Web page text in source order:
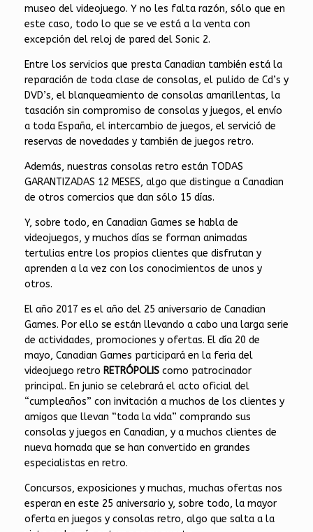
museo del videojuego. Y no les falta razón, sólo que en
este caso, todo lo que se ve está a la venta con
excepción del reloj de pared del Sonic 2.
Entre los servicios que presta Canadian también está la
reparación de toda clase de consolas, el pulido de Cd’s y
DVD’s, el blanqueamiento de consolas amarillentas, la
tasación sin compromiso de consolas y juegos, el envío
a toda España, el intercambio de juegos, el servició de
reservas de novedades y también de juegos retro.
Además, nuestras consolas retro están TODAS
GARANTIZADAS 12 MESES, algo que distingue a Canadian
de otros comercios que dan sólo 15 días.
Y, sobre todo, en Canadian Games se habla de
videojuegos, y muchos días se forman animadas
tertulias entre los propios clientes que disfrutan y
aprenden a la vez con los conocimientos de unos y
otros.
El año 2017 es el año del 25 aniversario de Canadian
Games. Por ello se están llevando a cabo una larga serie
de actividades, promociones y ofertas. El día 20 de
mayo, Canadian Games participará en la feria del
videojuego retro RETRÓPOLIS como patrocinador
principal. En junio se celebrará el acto oficial del
“cumpleaños” con invitación a muchos de los clientes y
amigos que llevan “toda la vida” comprando sus
consolas y juegos en Canadian, y a muchos clientes de
nueva hornada que se han convertido en grandes
especialistas en retro.
Concursos, exposiciones y muchas, muchas ofertas nos
esperan en este 25 aniversario y, sobre todo, la mayor
oferta en juegos y consolas retro, algo que salta a la